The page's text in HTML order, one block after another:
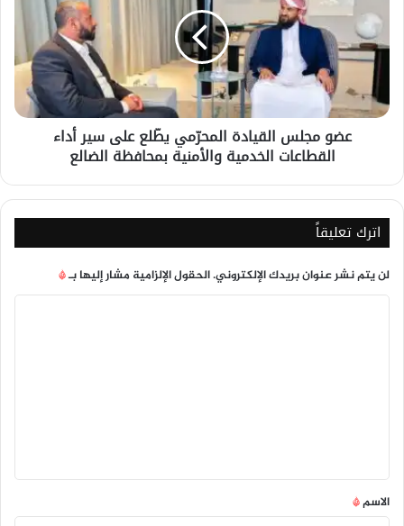
المحرّمي
يطّلع
على
سير
أداء
القطاعات
الخدمية
الضالع
عضو مجلس القيادة المحرّمي يطّلع على سير أداء
القطاعات الخدمية والأمنية بمحافظة الضالع
اترك تعليقاً
لن يتم نشر عنوان بريدك الإلكتروني.الحقول الإلزامية مشار إليها بـ*
*
الاسم*